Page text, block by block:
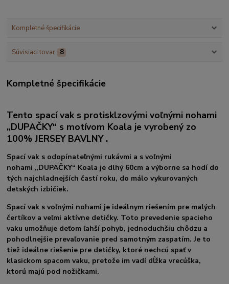
Kompletné špecifikácie
Súvisiaci tovar 8
Kompletné špecifikácie
Tento spací vak s protisklzovými voľnými nohami
„DUPAČKY“ s motívom Koala je vyrobený zo
100% JERSEY BAVLNY .
Spací vak s odopínateľnými rukávmi a s voľnými
nohami „DUPAČKY“ Koala je dlhý 60cm a výborne sa hodí do
tých najchladnejších častí roku, do málo vykurovaných
detských izbičiek.
Spací vak s voľnými nohami je ideálnym riešením pre malých
čertíkov a veľmi aktívne detičky. Toto prevedenie spacieho
vaku umožňuje deťom ľahší pohyb, jednoduchšiu chôdzu a
pohodlnejšie prevaľovanie pred samotným zaspatím. Je to
tiež ideálne riešenie pre detičky, ktoré nechcú spať v
klasickom spacom vaku, pretože im vadí dĺžka vrecúška,
ktorú majú pod nožičkami.